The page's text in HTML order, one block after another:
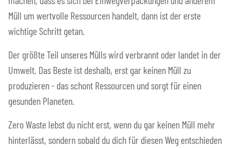
Müll um wertvolle Ressourcen handelt, dann ist der erste
wichtige Schritt getan.
Der größte Teil unseres Mülls wird verbrannt oder landet in der
Umwelt. Das Beste ist deshalb, erst gar keinen Müll zu
produzieren - das schont Ressourcen und sorgt für einen
gesunden Planeten.
Zero Waste lebst du nicht erst, wenn du gar keinen Müll mehr
hinterlässt, sondern sobald du dich für diesen Weg entschieden